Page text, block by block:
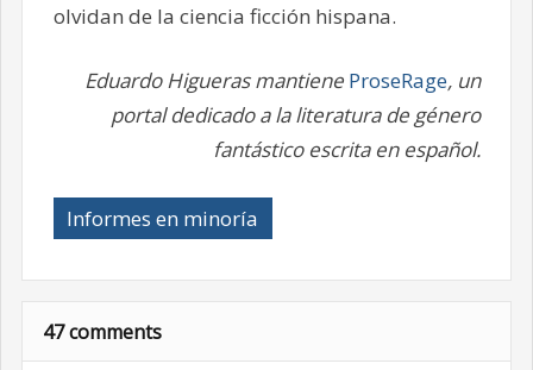
olvidan de la ciencia ficción hispana.
Eduardo Higueras mantiene ProseRage, un
portal dedicado a la literatura de género
fantástico escrita en español.
Informes en minoría
47 comments